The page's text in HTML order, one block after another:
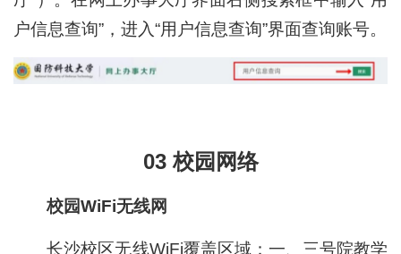
户信息查询”，进入“用户信息查询”界面查询账号。
03 校园网络
校园WiFi无线网
长沙校区无线WiFi覆盖区域：一、三号院教学